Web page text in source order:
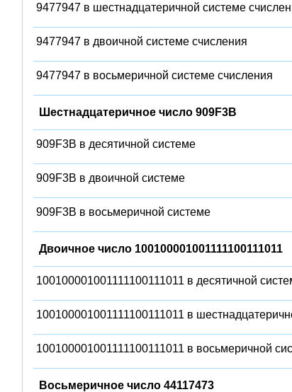
9477947 в шестнадцатеричной системе
9477947 в двоичной системе счисления
9477947 в восьмеричной системе счисления
Шестнадцатеричное число 909F3B
909F3B в десятичной системе
909F3B в двоичной системе
909F3B в восьмеричной системе
Двоичное число 100100001001111100111011
100100001001111100111011 в десятичной
100100001001111100111011 в
100100001001111100111011 в восьмеричной
Восьмеричное число 44117473